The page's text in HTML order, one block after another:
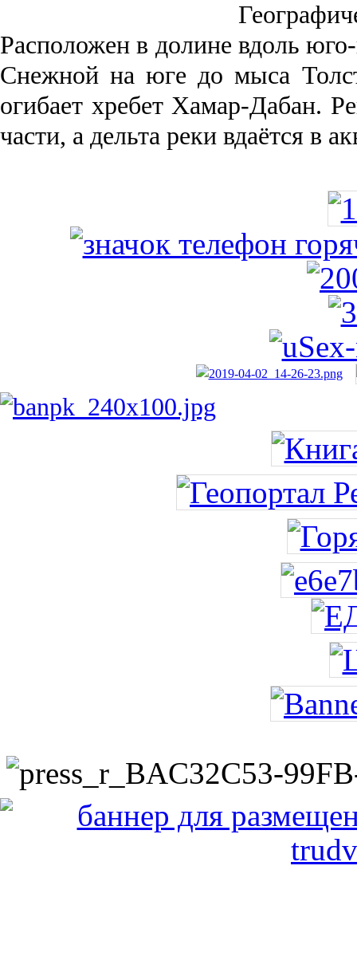
Рас­положен в долине вдоль
Снежной на юге до мыса
огибает хребет Хамар-Дабан.
части, а дельта реки вда­ётся в